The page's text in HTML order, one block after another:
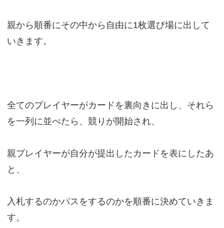
親から順番にその中から自由に1枚選び場に出して
いきます。
全てのプレイヤーがカードを裏向きに出し、それら
を一列に並べたら、競りが開始され、
親プレイヤーが自分が提出したカードを表にしたあ
と、
入札するのかパスをするのかを順番に決めていきま
す。